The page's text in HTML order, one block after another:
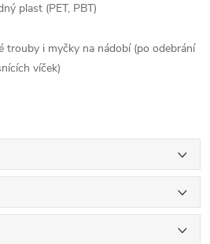
plast (PET, PBT)
trouby i myčky na nádobí (po odebrání
víček)